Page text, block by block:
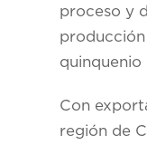
proceso y
Con
región de